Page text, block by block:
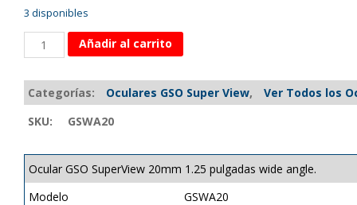
3 disponibles
Añadir al carrito
Categorías: Oculares GSO Super View,
Ver Todos los
SKU:
GSWA20
Ocular GSO SuperView 20mm 1.25 pulgadas wide angle.
Modelo
GSWA20